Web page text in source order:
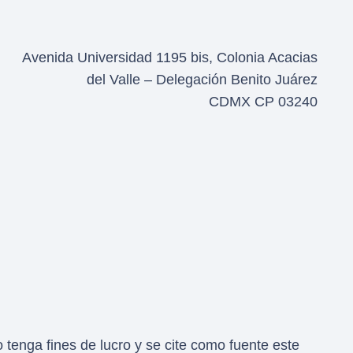
Avenida Universidad 1195 bis, Colonia Acacias
del Valle – Delegación Benito Juárez
CDMX CP 03240
fines de lucro y se cite como fuente este